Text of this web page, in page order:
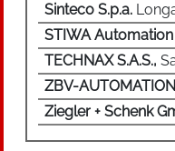
3-Phasen-Motoren,
Klimaanlagen und
Sinteco S.p.a.
STIWA
TECHNAX S.A.S.,
ZBV-
Ziegler + Schenk